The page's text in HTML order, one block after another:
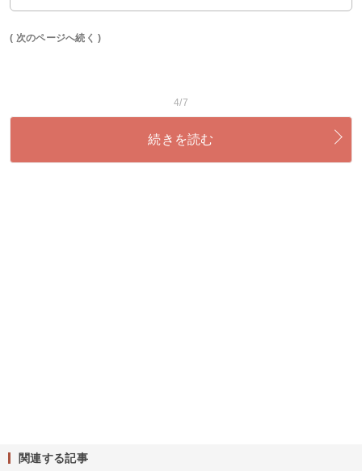
( 次のページへ続く )
4/7
続きを読む
関連する記事